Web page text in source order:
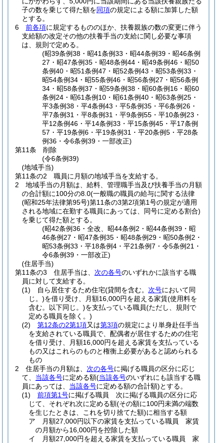
子の数を乗じて得た額を同項の規定による額に加算した額
とする。
6
前各項に規定するもののほか、扶養親族の数の変更に伴う
支給額の改定その他の扶養手当の支給に関し必要な事項
は、規則で定める。
(昭39条例38・昭41条例33・昭44条例39・昭46条例
27・昭47条例35・昭48条例44・昭49条例46・昭50
条例40・昭51条例47・昭52条例43・昭53条例33・
昭54条例34・昭55条例46・昭56条例27・昭56条例
34・昭58条例37・昭59条例38・昭60条例16・昭60
条例24・昭61条例10・昭61条例40・昭63条例25・
平3条例38・平4条例43・平5条例35・平6条例26・
平7条例31・平8条例31・平9条例55・平10条例23・
平12条例46・平14条例33・平15条例45・平17条例
57・平19条例6・平19条例31・平20条例5・平28条
例36・令6条例39・一部改正)
第11条
削除
(令6条例39)
(地域手当)
第11条の2
職員に月額の地域手当を支給する。
2
地域手当の月額は、給料、管理職手当及び扶養手当の月額
の合計額に100分の8.0(一般職の職員の給与に関する法律
(昭和25年法律第95号)第11条の3第2項第1号の規定が適用
される地域に在勤する職員にあっては、同号に定める割合)
を乗じて得た額とする。
(昭42条例36・全改、昭44条例2・昭44条例39・昭
46条例27・昭47条例35・昭48条例29・昭50条例2・
昭53条例33・平18条例4・平21条例7・令5条例21・
令6条例39・一部改正)
(住居手当)
第11条の3
住居手当は、 次の各号のいずれかに該当する職
員に対して支給する。
(1)
自ら居住するため住宅(貸間を含む。 次号において同
じ。)を借り受け、月額16,000円を超える家賃(使用料を
含む。以下同じ。)を支払っている職員(ただし、規則で
定める職員を除く。)
(2)
第12条の2第1項又は第3項の規定により単身赴任手当
を支給されている職員で、配偶者が居住するための住宅
を借り受け、月額16,000円を超える家賃を支払っている
もの又はこれらのものと権衡上必要があると認められる
もの
2
住居手当の月額は、 次の各号に掲げる職員の区分に応じ
て、 当該各号に定める額(当該各号のいずれにも該当する職
員にあっては、 当該各号に定める額の合計額)とする。
(1)
前項第1号に掲げる職員 次に掲げる職員の区分に応
じて、それぞれ次に定める額(その額に100円未満の端数
を生じたときは、これを切り捨てた額)に相当する額
ア
月額27,000円以下の家賃を支払っている職員 家賃
の月額から16,000円を控除した額
イ
月額27,000円を超える家賃を支払っている職員 家